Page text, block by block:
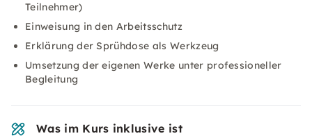
Teilnehmer)
Einweisung in den Arbeitsschutz
Erklärung der Sprühdose als Werkzeug
Umsetzung der eigenen Werke unter professioneller
Begleitung
Was im Kurs inklusive ist